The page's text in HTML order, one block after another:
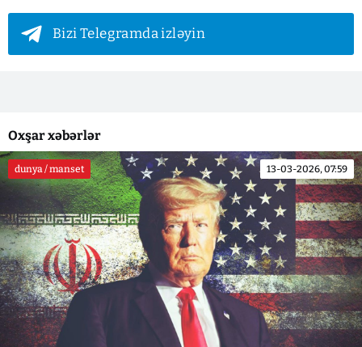
Bizi Telegramda izləyin
Oxşar xəbərlər
dunya / manset 13-03-2026, 07:59